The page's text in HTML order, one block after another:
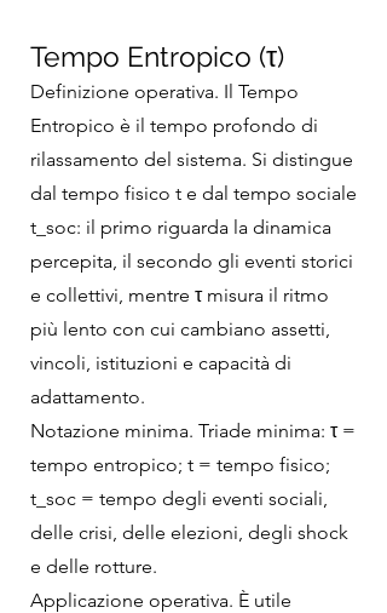
Tempo Entropico (τ)
Definizione operativa. Il Tempo
Entropico è il tempo profondo di
rilassamento del sistema. Si distingue
dal tempo fisico t e dal tempo sociale
t_soc: il primo riguarda la dinamica
percepita, il secondo gli eventi storici
e collettivi, mentre τ misura il ritmo
più lento con cui cambiano assetti,
vincoli, istituzioni e capacità di
adattamento.
Notazione minima. Triade minima: τ =
tempo entropico; t = tempo fisico;
t_soc = tempo degli eventi sociali,
delle crisi, delle elezioni, degli shock
e delle rotture.
Applicazione operativa. È utile